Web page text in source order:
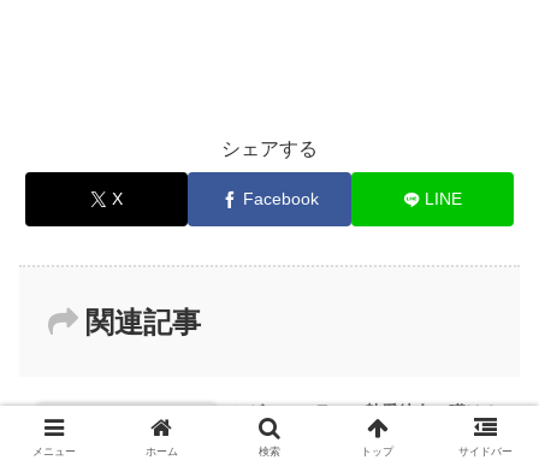
シェアする
X Facebook LINE
関連記事
俳優
ミゲル・エランの熱愛彼女の噂は？
デビューのきっかけ・wikiプロフィ
ールを調査！
メニュー ホーム 検索 トップ サイドバー